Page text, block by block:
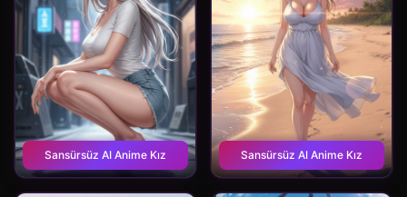
Sansürsüz AI Anime Kız Sansürsüz AI Anime Kız